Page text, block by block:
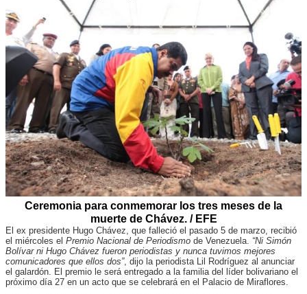
Ceremonia para conmemorar los tres meses de la
muerte de Chávez. / EFE
El ex presidente Hugo Chávez, que falleció el pasado 5 de marzo, recibió
el miércoles el Premio Nacional de Periodismo de Venezuela. “Ni Simón
Bolívar ni Hugo Chávez fueron periodistas y nunca tuvimos mejores
comunicadores que ellos dos”, dijo la periodista Lil Rodríguez al anunciar
el galardón. El premio le será entregado a la familia del líder bolivariano el
próximo día 27 en un acto que se celebrará en el Palacio de Miraflores.